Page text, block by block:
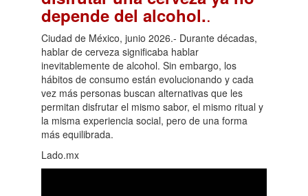
depende del alcohol..
Ciudad de México, junio 2026.- Durante décadas,
hablar de cerveza significaba hablar
inevitablemente de alcohol. Sin embargo, los
hábitos de consumo están evolucionando y cada
vez más personas buscan alternativas que les
permitan disfrutar el mismo sabor, el mismo ritual y
la misma experiencia social, pero de una forma
más equilibrada.
Lado.mx